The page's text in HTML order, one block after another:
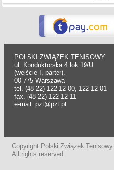
POLSKI ZWIĄZEK TENISOWY
ul. Konduktorska 4 lok.19/U
(wejście I, parter).
00-775 Warszawa
tel. (48-22) 122 12 00, 122 12 01
fax. (48-22) 122 12 11
e-mail: pzt@pzt.pl
Copyright Polski Związek Tenisowy.
All rights reserved